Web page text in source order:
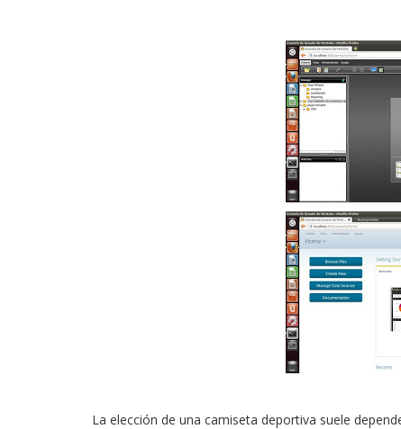
La elección de una camiseta deportiva suele